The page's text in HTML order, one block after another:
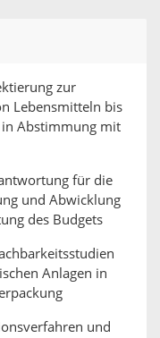
zur
Lebensmitteln bis
in Abstimmung mit
für die
und Abwicklung
des Budgets
Anlagen in
und